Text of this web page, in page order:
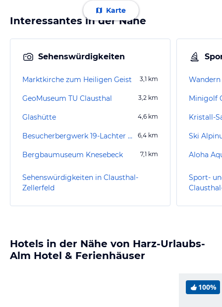
Karte
Interessantes in der Nähe
Sehenswürdigkeiten
Marktkirche zum Heiligen Geist 3,1 km
GeoMuseum TU Clausthal 3,2 km
Glashütte 4,6 km
Besucherbergwerk 19-Lachter Stollen 6,4 km
Bergbaumuseum Knesebeck 7,1 km
Sehenswürdigkeiten in Clausthal-
Zellerfeld
Minigolf
Ski
Aloha
Sport-
Hotels in der Nähe von Harz-Urlaubs-
Alm Hotel & Ferienhäuser
100%